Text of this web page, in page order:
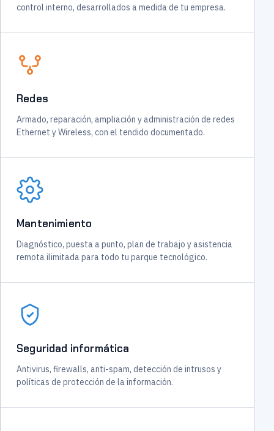
control interno, desarrollados a medida de tu empresa.
Redes
Armado, reparación, ampliación y administración de redes
Ethernet y Wireless, con el tendido documentado.
Mantenimiento
Diagnóstico, puesta a punto, plan de trabajo y asistencia
remota ilimitada para todo tu parque tecnológico.
Seguridad informática
Antivirus, firewalls, anti-spam, detección de intrusos y
políticas de protección de la información.